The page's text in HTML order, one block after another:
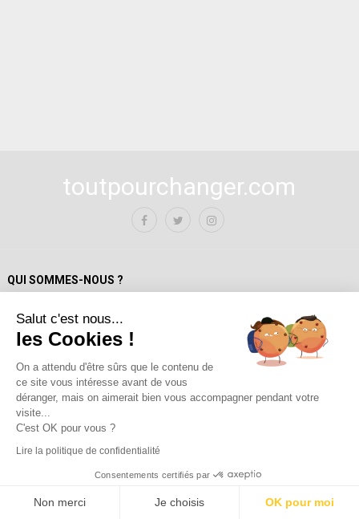
toutpourchanger.com
QUI SOMMES-NOUS ?
Mentions Légales
Politique de confidentialité
A propos de toutpourchanger.com
Fondateur et auteur / Yves Deloison
Les auteur.trices
Contact
Salut c'est nous...
les Cookies !
On a attendu d'être sûrs que le contenu de
ce site vous intéresse avant de vous
déranger, mais on aimerait bien vous accompagner pendant votre
visite...
C'est OK pour vous ?
Lire la politique de confidentialité
Consentements certifiés par
Non merci Je choisis OK pour moi